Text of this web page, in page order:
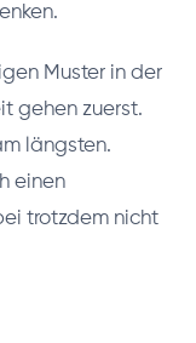
Muster in der
gehen zuerst.
längsten.
einen
trotzdem nicht